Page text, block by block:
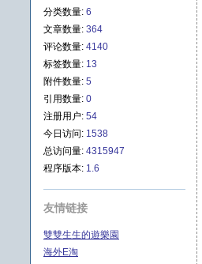
分类数量: 6
文章数量: 364
评论数量: 4140
标签数量: 13
附件数量: 5
引用数量: 0
注册用户: 54
今日访问: 1538
总访问量: 4315947
程序版本: 1.6
友情链接
雙雙生生的遊樂園
海外E淘